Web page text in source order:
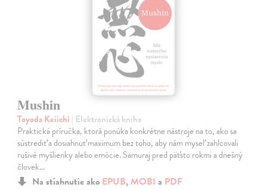
Mushin
Toyoda Keiichi | Elektronická kniha
Praktická príručka, ktorá ponúka konkrétne nástroje na to, ako sa
sústrediť a dosiahnuť maximum bez toho, aby nám myseľ zahlcovali
rušivé myšlienky alebo emócie. Samuraj pred päťsto rokmi a dnešný
človek…
Na stiahnutie ako EPUB, MOBI a PDF